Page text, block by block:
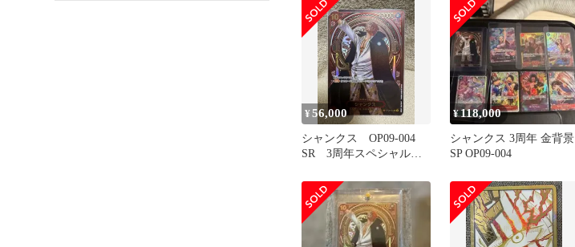
¥56,000
シャンクス OP09-004
SR 3周年スペシャル
¥118,000
シャンクス 3周年 金背景
SP OP09-004